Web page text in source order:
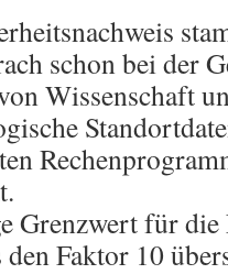
schon bei der
Wissenschaft
Grenzwert für
Faktor 10